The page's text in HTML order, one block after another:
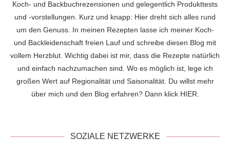
Koch- und Backbuchrezensionen und gelegentlich Produkttests
und -vorstellungen. Kurz und knapp: Hier dreht sich alles rund
um den Genuss. In meinen Rezepten lasse ich meiner Koch-
und Backleidenschaft freien Lauf und schreibe diesen Blog mit
vollem Herzblut. Wichtig dabei ist mir, dass die Rezepte natürlich
und einfach nachzumachen sind. Wo es möglich ist, lege ich
großen Wert auf Regionalität und Saisonalität. Du willst mehr
über mich und den Blog erfahren? Dann klick HIER.
SOZIALE NETZWERKE